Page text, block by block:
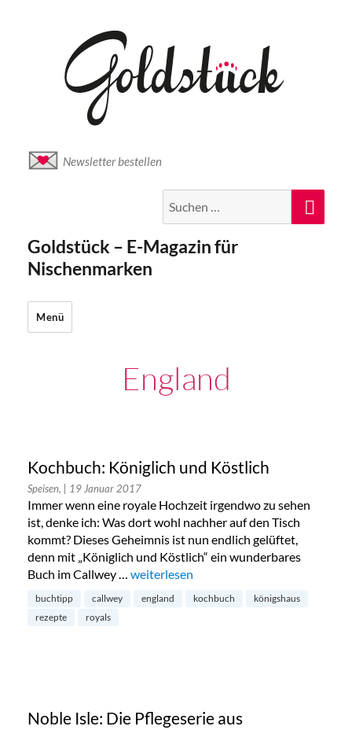
Newsletter bestellen
nach:
Goldstück – E-Magazin für
Nischenmarken
Menü
England
Kochbuch: Königlich und Köstlich
Speisen, | 19 Januar 2017
Immer wenn eine royale Hochzeit irgendwo zu sehen
ist, denke ich: Was dort wohl nachher auf den Tisch
kommt? Dieses Geheimnis ist nun endlich gelüftet,
denn mit „Königlich und Köstlich“ ein wunderbares
Buch im Callwey … „Kochbuch: Königlich und Köstlich“
weiterlesen
buchtipp callwey england kochbuch
königshaus
rezepte
royals
Noble Isle: Die Pflegeserie aus